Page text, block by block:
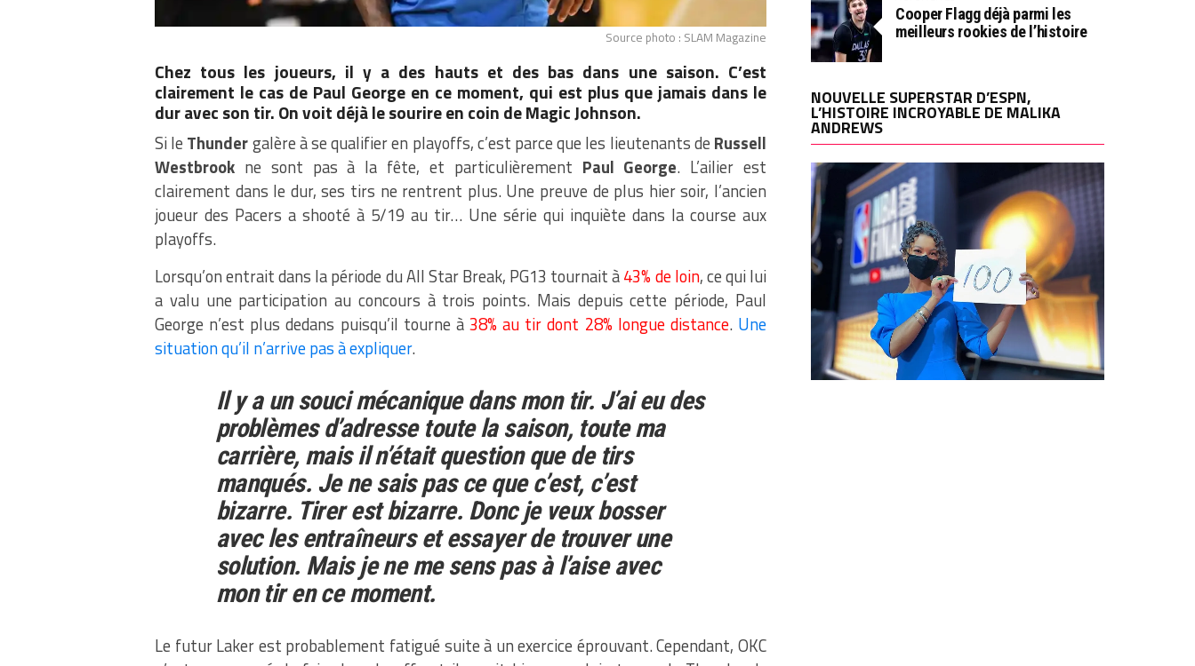
Source photo : SLAM Magazine
Chez tous les joueurs, il y a des hauts et des bas dans une saison. C’est
clairement le cas de Paul George en ce moment, qui est plus que jamais dans le
dur avec son tir. On voit déjà le sourire en coin de Magic Johnson.
Si le Thundergalère à se qualifier en playoffs, c’est parce que les lieutenants de Russell
Westbrook ne sont pas à la fête, et particulièrement Paul George. L’ailier est
clairement dans le dur, ses tirs ne rentrent plus. Une preuve de plus hier soir, l’ancien
joueur des Pacers a shooté à 5/19 au tir… Une série qui inquiète dans la course aux
playoffs.
Lorsqu’on entrait dans la période du All Star Break, PG13 tournait à43% de loin, ce qui lui
a valu une participation au concours à trois points. Mais depuis cette période, Paul
George n’est plus dedans puisqu’il tourne à 38% au tir dont 28% longue distance. Une
situation qu’il n’arrive pas à expliquer.
Il y a un souci mécanique dans mon tir. J’ai eu des
problèmes d’adresse toute la saison, toute ma
carrière, mais il n’était question que de tirs
manqués. Je ne sais pas ce que c’est, c’est
bizarre. Tirer est bizarre. Donc je veux bosser
avec les entraîneurs et essayer de trouver une
solution. Mais je ne me sens pas à l’aise avec
mon tir en ce moment.
Le futur Laker est probablement fatigué suite à un exercice éprouvant. Cependant, OKC
Cooper Flagg déjà parmi les
meilleurs rookies de l’histoire
NOUVELLE SUPERSTAR D’ESPN,
L’HISTOIRE INCROYABLE DE MALIKA
ANDREWS